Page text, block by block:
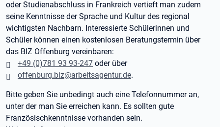
oder Studienabschluss in Frankreich vertieft man zudem
seine Kenntnisse der Sprache und Kultur des regional
wichtigsten Nachbarn. Interessierte Schülerinnen und
Schüler können einen kostenlosen Beratungstermin über
das BIZ Offenburg vereinbaren:
+49 (0)781 93 93-247 oder über
offenburg.biz@arbeitsagentur.de.
Bitte geben Sie unbedingt auch eine Telefonnummer an,
unter der man Sie erreichen kann. Es sollten gute
Französischkenntnisse vorhanden sein.